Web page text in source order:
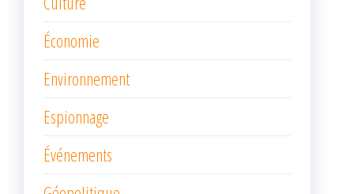
Économie
Environnement
Espionnage
Événements